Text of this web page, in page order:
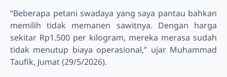
“Beberapa petani swadaya yang saya pantau bahkan
memilih tidak memanen sawitnya. Dengan harga
sekitar Rp1.500 per kilogram, mereka merasa sudah
tidak menutup biaya operasional,” ujar Muhammad
Taufik, Jumat (29/5/2026).